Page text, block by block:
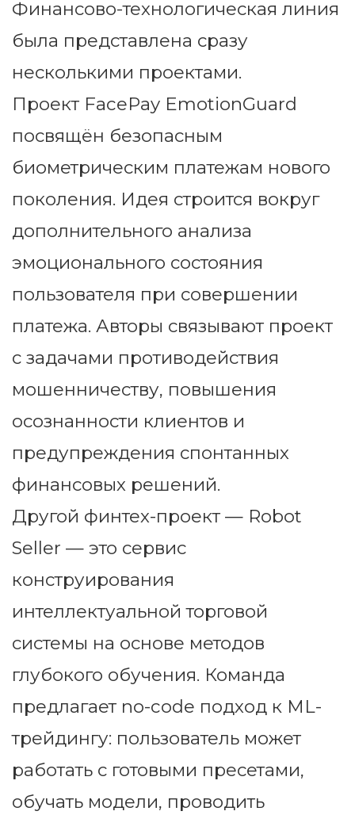
Финансово-технологическая линия
была представлена сразу
несколькими проектами.
Проект FacePay EmotionGuard
посвящён безопасным
биометрическим платежам нового
поколения. Идея строится вокруг
дополнительного анализа
эмоционального состояния
пользователя при совершении
платежа. Авторы связывают проект
с задачами противодействия
мошенничеству, повышения
осознанности клиентов и
предупреждения спонтанных
финансовых решений.
Другой финтех-проект — Robot
Seller — это сервис
конструирования
интеллектуальной торговой
системы на основе методов
глубокого обучения. Команда
предлагает no-code подход к ML-
трейдингу: пользователь может
работать с готовыми пресетами,
обучать модели, проводить